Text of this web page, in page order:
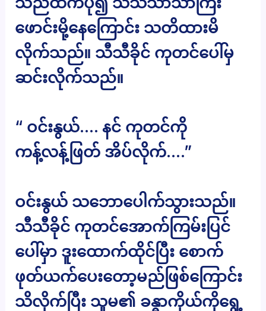
ဖောင်းမို့နေကြောင်း သတိထားမိ
လိုက်သည်။ သီသီခိုင် ကုတင်ပေါ်မှ
ဆင်းလိုက်သည်။
“ ဝင်းနွယ်…. နင် ကုတင်ကို
ကန့်လန့်ဖြတ် အိပ်လိုက်….”
ဝင်းနွယ် သဘောပေါက်သွားသည်။
သီသီခိုင် ကုတင်အောက်ကြမ်းပြင်
ပေါ်မှာ ဒူးထောက်ထိုင်ပြီး စောက်
ဖုတ်ယက်ပေးတော့မည်ဖြစ်ကြောင်း
သိလိုက်ပြီး သူမ၏ ခန္ဓာကိုယ်ကိုရွေ့